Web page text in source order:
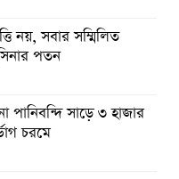
তহশিলদার
নয়, সবার সম্মিলিত
পতন
পানিবন্দি সাড়ে ৩ হাজার
চরমে